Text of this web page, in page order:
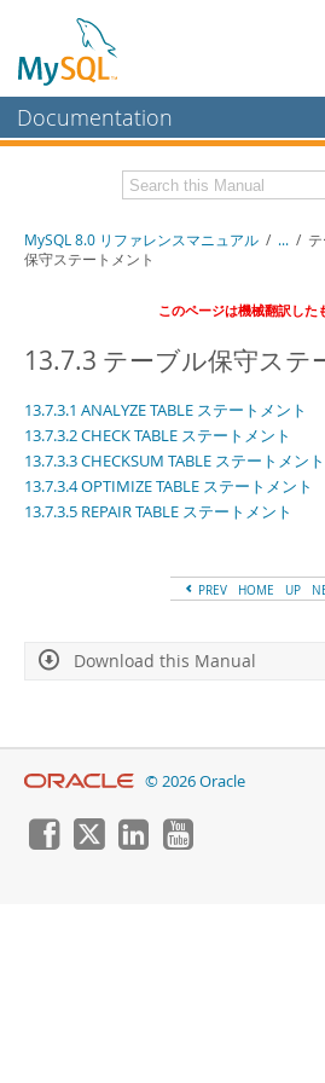
Documentation
MySQL Enterprise
Workbench
Connectors
More
MySQL.com
Downloads
Download this Manual
MySQL 8.0 リファレンスマニュアル / ... /
保守ステートメント
このページは機械翻訳した
13.7.3 テーブル保守ステ
13.7.3.1 ANALYZE TABLE ステートメント
13.7.3.2 CHECK TABLE ステートメント
13.7.3.3 CHECKSUM TABLE ステートメント
13.7.3.4 OPTIMIZE TABLE ステートメント
13.7.3.5 REPAIR TABLE ステートメント
PREV HOME UP
Download this Manual
© 2026 Oracle